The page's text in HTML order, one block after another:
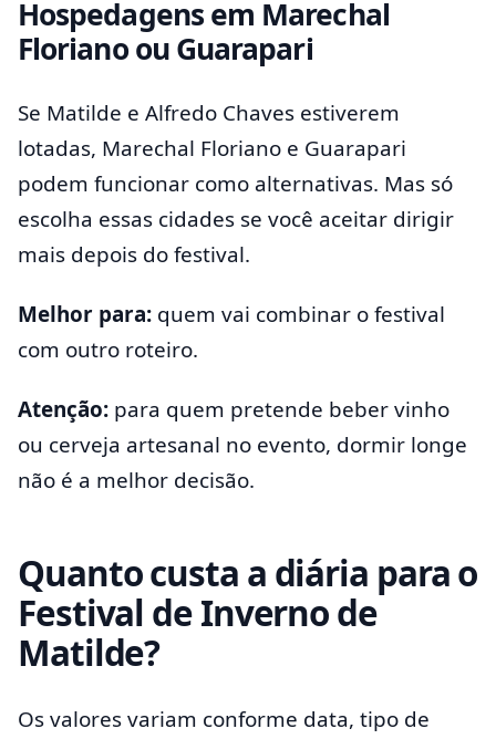
Hospedagens em Marechal
Floriano ou Guarapari
Se Matilde e Alfredo Chaves estiverem
lotadas, Marechal Floriano e Guarapari
podem funcionar como alternativas. Mas só
escolha essas cidades se você aceitar dirigir
mais depois do festival.
Melhor para: quem vai combinar o festival
com outro roteiro.
Atenção: para quem pretende beber vinho
ou cerveja artesanal no evento, dormir longe
não é a melhor decisão.
Quanto custa a diária para o
Festival de Inverno de
Matilde?
Os valores variam conforme data, tipo de